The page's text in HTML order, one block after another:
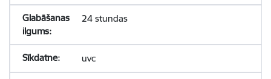
24 stundas
uvc